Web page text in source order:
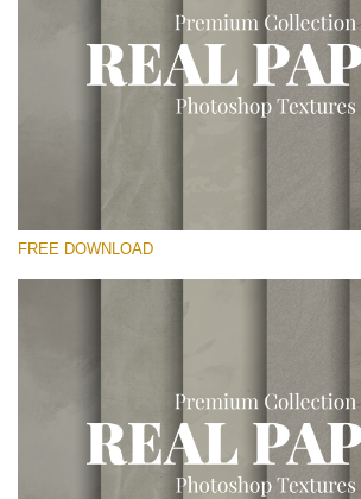
कृपया चुने
Large 6000*4000px
Entire Collection
FREE DOWNLOAD